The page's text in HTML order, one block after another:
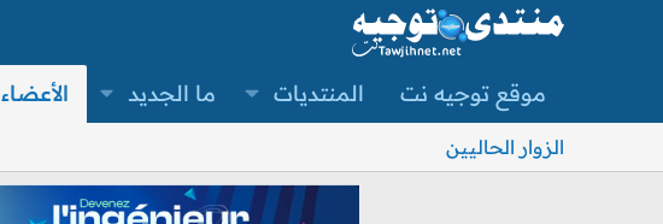
موقع توجيه نت المنتديات ما الجديد الأعضاء
الزوار الحاليين